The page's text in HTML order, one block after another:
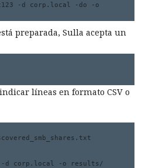
-d corp.local -do -o
preparada, Sulla acepta un
líneas en formato CSV o
-d corp.local -o results/